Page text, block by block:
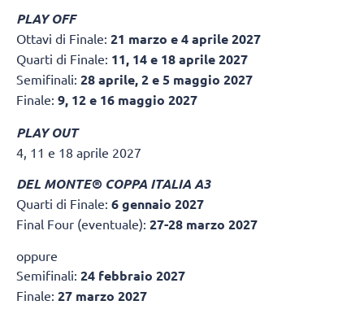
PLAY OFF
Ottavi di Finale: 21 marzo e 4 aprile 2027
Quarti di Finale: 11, 14 e 18 aprile 2027
Semifinali: 28 aprile, 2 e 5 maggio 2027
Finale: 9, 12 e 16 maggio 2027
PLAY OUT
4, 11 e 18 aprile 2027
DEL MONTE® COPPA ITALIA A3
Quarti di Finale: 6 gennaio 2027
Final Four (eventuale): 27-28 marzo 2027
oppure
Semifinali: 24 febbraio 2027
Finale: 27 marzo 2027